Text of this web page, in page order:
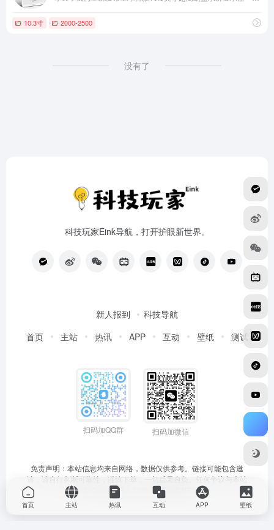
10.3寸 2000-2500
没有了
科技玩家Eink导航，打开护眼新世界。
新人报到
科技导航
首页
主站 热讯 APP 互动 壁纸 测试
扫码加QQ群 扫码加微信
免责声明：本站信息均来自网络，数据仅供参考。链接可能包含邀
请，请自行判断可靠性，谨慎下单，一切后果自负。任何争议与本站
无关 Copyright © 2025
科技玩家NET
首页 主站 热讯 互动 APP 壁纸